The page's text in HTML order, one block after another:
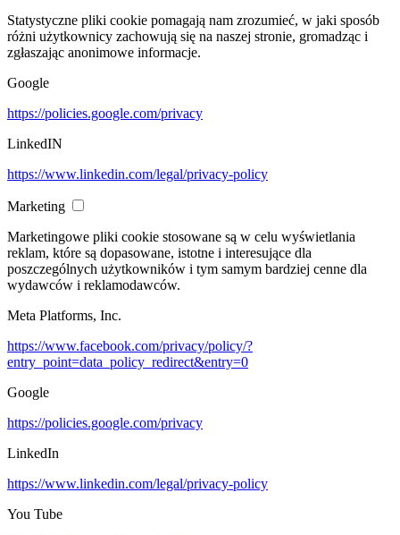
Statystyczne pliki cookie pomagają nam zrozumieć, w jaki sposób
różni użytkownicy zachowują się na naszej stronie, gromadząc i
zgłaszając anonimowe informacje.
Google
https://policies.google.com/privacy
LinkedIN
https://www.linkedin.com/legal/privacy-policy
Marketing
Marketingowe pliki cookie stosowane są w celu wyświetlania
reklam, które są dopasowane, istotne i interesujące dla
poszczególnych użytkowników i tym samym bardziej cenne dla
wydawców i reklamodawców.
Meta Platforms, Inc.
https://www.facebook.com/privacy/policy/?
entry_point=data_policy_redirect&entry=0
Google
https://policies.google.com/privacy
LinkedIn
https://www.linkedin.com/legal/privacy-policy
You Tube